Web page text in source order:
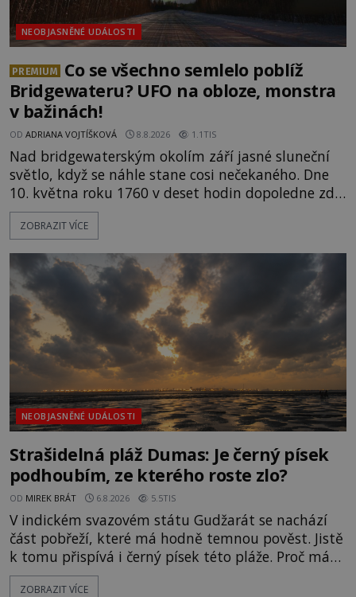
NEOBJASNĚNÉ UDÁLOSTI
PREMIUM
Co se všechno semlelo poblíž
Bridgewateru? UFO na obloze, monstra
v bažinách!
OD ADRIANA VOJTÍŠKOVÁ 8.8.2026 1.1TIS
Nad bridgewaterským okolím září jasné sluneční
světlo, když se náhle stane cosi nečekaného. Dne
10. května roku 1760 v deset hodin dopoledne zde
dojde k vůbec prvnímu historicky doloženému
přeletu UFO. Podle záznamů vyzařuje takové
jen o nějaký optický klam, nebo se zde skutečně
právě vznáší mimozemská loď
ZOBRAZIT VÍCE
NEOBJASNĚNÉ UDÁLOSTI
Strašidelná pláž Dumas: Je černý písek
podhoubím, ze kterého roste zlo?
OD MIREK BRÁT 6.8.2026 5.5TIS
V indickém svazovém státu Gudžarát se nachází
část pobřeží, které má hodně temnou pověst. Jistě
k tomu přispívá i černý písek této pláže. Proč má
pláž takové netypické zbarvení? Nakolik jsou
ZOBRAZIT VÍCE